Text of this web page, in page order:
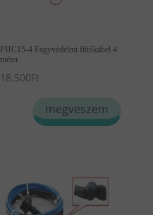
PHC15-4 Fagyvédelmi fűtőkábel 4
méter
18,500Ft
megveszem